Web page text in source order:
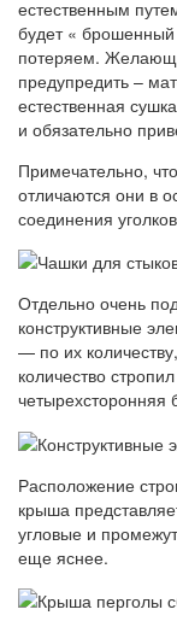
естественным
будет « брошенный
потеряем.
предупредить –
естественная
и обязательно
Примечательно,
отличаются они в
соединения
Отдельно очень
конструктивные
— по их
количество
четырехсторонняя
Расположение
крыша
угловые и
еще яснее.